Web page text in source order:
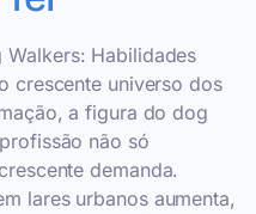
Habilidades
crescente universo dos
a figura do dog
não só
demanda.
lares urbanos aumenta,